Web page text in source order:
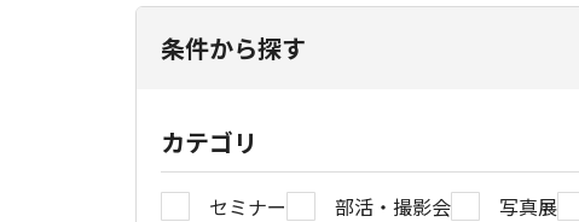
条件から探す
カテゴリ
セミナー 部活・撮影会 写真展